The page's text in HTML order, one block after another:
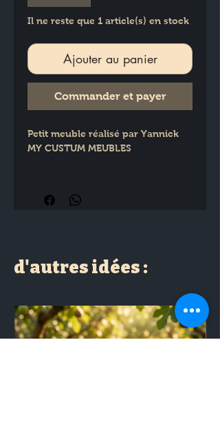
Il ne reste que 1 article(s) en stock
Ajouter au panier
Commander et payer
Petit meuble réalisé par Yannick
MY CUSTUM MEUBLES
Pas d'envoi de meuble
d'autres idées :